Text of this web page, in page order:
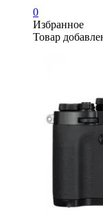
0
Избранное
Товар